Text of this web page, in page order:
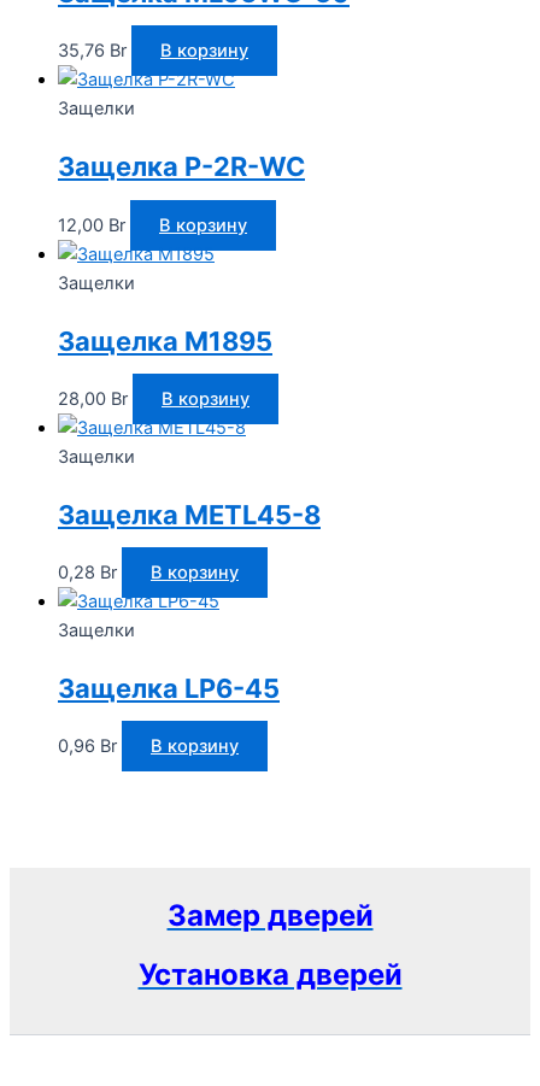
35,76 Br В корзину
Защелки
Защелка P-2R-WC
12,00 Br В корзину
Защелки
Защелка M1895
28,00 Br В корзину
Защелки
Защелка METL45-8
0,28 Br В корзину
Защелки
Защелка LP6-45
0,96 Br В корзину
Замер дверей
Установка дверей